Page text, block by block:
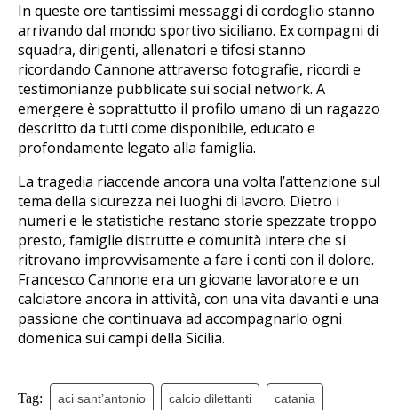
In queste ore tantissimi messaggi di cordoglio stanno
arrivando dal mondo sportivo siciliano. Ex compagni di
squadra, dirigenti, allenatori e tifosi stanno
ricordando Cannone attraverso fotografie, ricordi e
testimonianze pubblicate sui social network. A
emergere è soprattutto il profilo umano di un ragazzo
descritto da tutti come disponibile, educato e
profondamente legato alla famiglia.
La tragedia riaccende ancora una volta l’attenzione sul
tema della sicurezza nei luoghi di lavoro. Dietro i
numeri e le statistiche restano storie spezzate troppo
presto, famiglie distrutte e comunità intere che si
ritrovano improvvisamente a fare i conti con il dolore.
Francesco Cannone era un giovane lavoratore e un
calciatore ancora in attività, con una vita davanti e una
passione che continuava ad accompagnarlo ogni
domenica sui campi della Sicilia.
Tag: aci sant’antonio calcio dilettanti catania